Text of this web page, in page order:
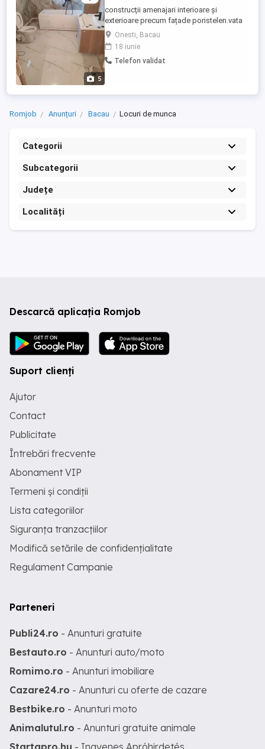
5
construcții amenajari interioare și
exterioare precum fațade poristelen.vata
vata bazaltica decorative gresie faianță
instalați sanitare centrale
Onesti, Bacau
18 iunie
Telefon validat
Romjob Anunțuri Bacau Locuri de munca
Categorii
Subcategorii
Județe
Localități
Descarcă aplicația Romjob
Suport clienți
Ajutor
Contact
Publicitate
Întrebări frecvente
Abonament VIP
Termeni și condiții
Lista categoriilor
Siguranța tranzacțiilor
Modifică setările de confidențialitate
Regulament Campanie
Parteneri
Publi24.ro - Anunturi gratuite
Bestauto.ro - Anunturi auto/moto
Romimo.ro - Anunturi imobiliare
Cazare24.ro - Anunturi cu oferte de cazare
Bestbike.ro - Anunturi moto
Animalutul.ro - Anunturi gratuite animale
Startapro.hu - Ingyenes Apróhirdetés